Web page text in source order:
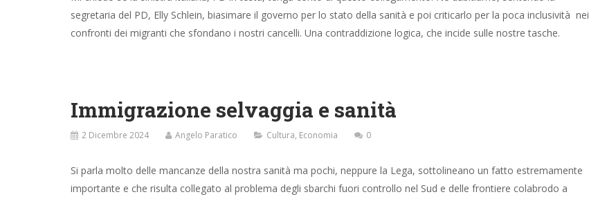
segretaria del PD, Elly Schlein, biasimare il governo per lo stato della sanità e poi criticarlo per la poca inclusività nei
confronti dei migranti che sfondano i nostri cancelli. Una contraddizione logica, che incide sulle nostre tasche.
Immigrazione selvaggia e sanità
2 Dicembre 2024 Angelo Paratico Cultura, Economia 0
Si parla molto delle mancanze della nostra sanità ma pochi, neppure la Lega, sottolineano un fatto estremamente
importante e che risulta collegato al problema degli sbarchi fuori controllo nel Sud e delle frontiere colabrodo a